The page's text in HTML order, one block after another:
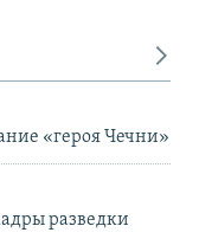
«героя Чечни»
разведки